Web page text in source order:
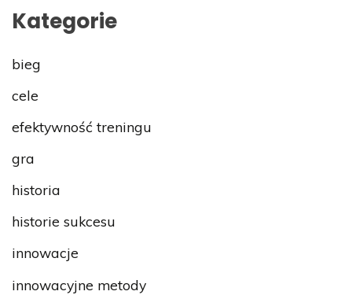
Kategorie
bieg
cele
efektywność treningu
gra
historia
historie sukcesu
innowacje
innowacyjne metody